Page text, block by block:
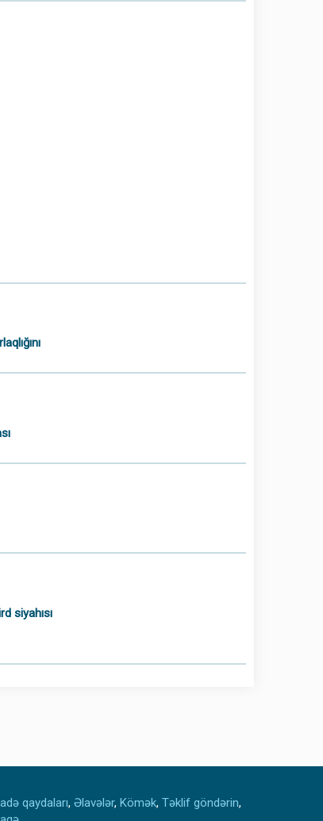
siyahısı
qaydaları, Əlavələr, Kömək, Təklif göndərin,